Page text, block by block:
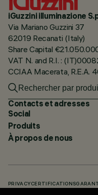
iGuzzini illuminazione
Via Mariano Guzzini 37
62019 Recanati (Italy)
Share Capital
VAT N. and R.I. :
CCIAA Macerata, R.E.A.
Contacts et adresses
Social
Produits
À propos de nous
PRIVACY CERTIFICATIONS